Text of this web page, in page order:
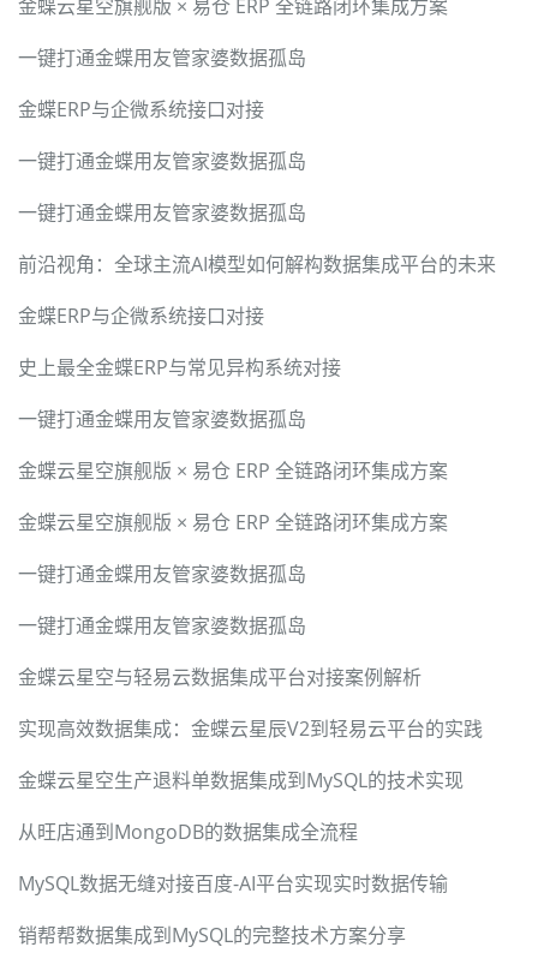
金蝶云星空旗舰版 × 易仓 ERP 全链路闭环集成方案
一键打通金蝶用友管家婆数据孤岛
金蝶ERP与企微系统接口对接
一键打通金蝶用友管家婆数据孤岛
一键打通金蝶用友管家婆数据孤岛
前沿视角：全球主流AI模型如何解构数据集成平台的未来
金蝶ERP与企微系统接口对接
史上最全金蝶ERP与常见异构系统对接
一键打通金蝶用友管家婆数据孤岛
金蝶云星空旗舰版 × 易仓 ERP 全链路闭环集成方案
金蝶云星空旗舰版 × 易仓 ERP 全链路闭环集成方案
一键打通金蝶用友管家婆数据孤岛
一键打通金蝶用友管家婆数据孤岛
金蝶云星空与轻易云数据集成平台对接案例解析
实现高效数据集成：金蝶云星辰V2到轻易云平台的实践
金蝶云星空生产退料单数据集成到MySQL的技术实现
从旺店通到MongoDB的数据集成全流程
MySQL数据无缝对接百度-AI平台实现实时数据传输
销帮帮数据集成到MySQL的完整技术方案分享